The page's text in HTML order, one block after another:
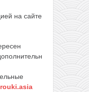
на сайте